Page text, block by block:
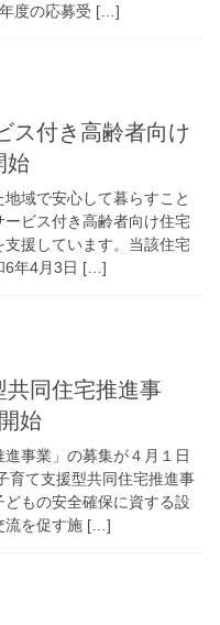
度の応募受 […]
ス付き高齢者向け
始
域で安心して暮らすこと
ビス付き高齢者向け住宅
支援しています。当該住宅
6年4月3日 […]
共同住宅推進事
始
事業」の募集が４月１日
育て支援型共同住宅推進事
もの安全確保に資する設
流を促す施 […]